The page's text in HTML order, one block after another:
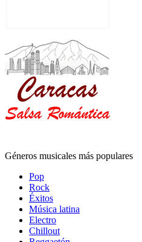
Géneros musicales más populares
Pop
Rock
Éxitos
Música latina
Electro
Chillout